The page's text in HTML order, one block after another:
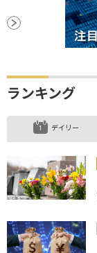
ランキング
デイリー